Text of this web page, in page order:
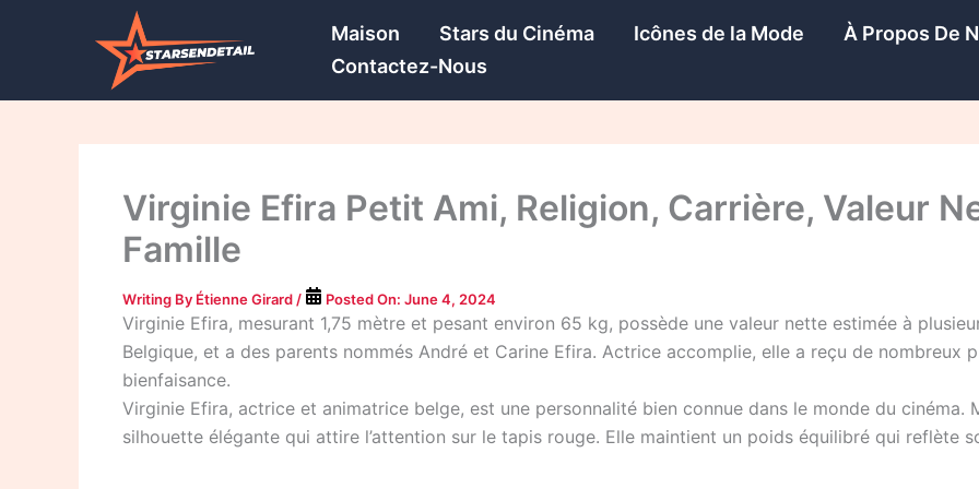
Maison Stars du Cinéma Icônes de la Mode
À Propos De
Contactez-Nous
Virginie Efira Petit Ami, Religion, Carrière, Valeur
Famille
Writing By Étienne Girard / Posted On: June 4, 2024
Virginie Efira, mesurant 1,75 mètre et pesant environ 65 kg, possède une valeur nette estimée à
Belgique, et a des parents nommés André et Carine Efira. Actrice accomplie, elle a reçu de
bienfaisance.
Virginie Efira, actrice et animatrice belge, est une personnalité bien connue dans le monde du cinéma.
silhouette élégante qui attire l’attention sur le tapis rouge. Elle maintient un poids équilibré qui reflète